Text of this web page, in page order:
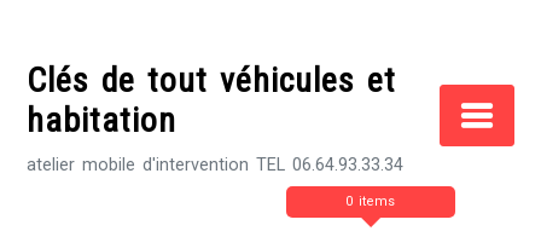
contentClés de tout véhicules et
habitation
atelier mobile d'intervention TEL 06.64.93.33.34
0 items